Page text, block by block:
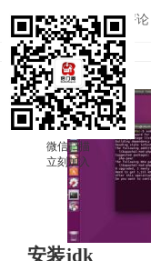
人气2,853/ 评论
安装jdk
微信扫描
立刻加入